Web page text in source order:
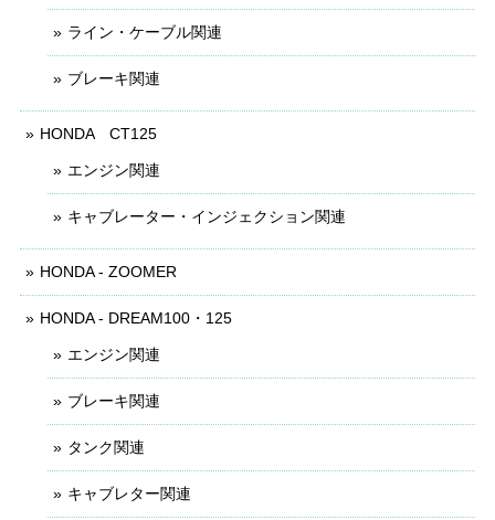
ライン・ケーブル関連
ブレーキ関連
HONDA CT125
エンジン関連
キャブレーター・インジェクション関連
HONDA - ZOOMER
HONDA - DREAM100・125
エンジン関連
ブレーキ関連
タンク関連
キャブレター関連